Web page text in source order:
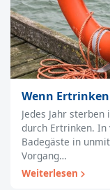
Wenn
Jedes Jahr
durch Ertrinken. In
Badegäste in
Vorgang…
Weiterlesen